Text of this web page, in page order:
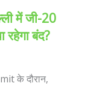
में जी-20
रहेगा बंद?
के दौरान,